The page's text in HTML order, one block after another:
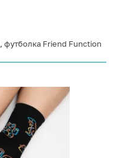
, футболка Friend Function